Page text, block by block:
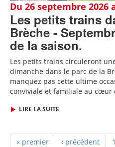
Du 26 septembre 2026
Les petits trains
Brèche -
de la saison.
Les petits trains circuleront
dimanche dans le parc de la
manquez pas cette ultime
conviviale et familiale au cœur
LIRE LA SUITE
« premier ‹ précédent 1